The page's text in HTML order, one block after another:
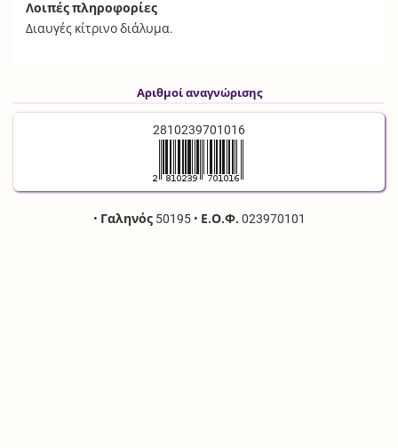
Λοιπές πληροφορίες
Διαυγές κίτρινο διάλυμα.
Αριθμοί αναγνώρισης
2810239701016
• Γαληνός50195 • Ε.Ο.Φ. 023970101